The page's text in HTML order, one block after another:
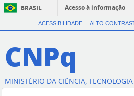
BRASIL
Acesso à informação
ACESSIBILIDADE ALTO
CNPq
MINISTÉRIO DA CIÊNCIA,